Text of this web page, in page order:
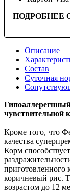
ПОДРОБНЕЕ
Описание
Состав
Суточная
чувствительной
Кроме того, что
качества
Корм
приготовленного
коричневый рис.
возрастом до 12